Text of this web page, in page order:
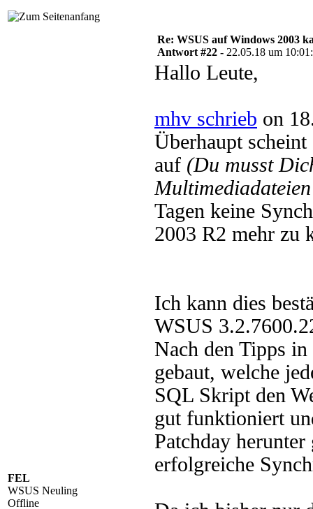
FEL
WSUS Neuling
Offline
Re: WSUS auf Windows 2003
Antwort #22 - 22.05.18 um
Hallo Leute,
mhv schrieb on
Überhaupt
auf (Du musst
Tagen keine
2003 R2 mehr zu
Ich kann dies
WSUS
Nach den Tipps in
gebaut, welche
SQL Skript den
gut funktioniert
Patchday
erfolgreiche